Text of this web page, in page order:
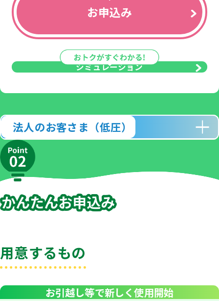
お申込み
シミュレーション
法人のお客さま（低圧）
用意するもの
お引越し等で新しく使用開始